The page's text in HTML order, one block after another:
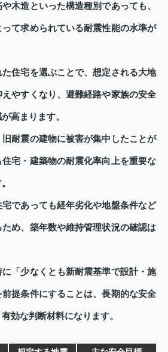
木造といった構造種別であっても、
って求められている耐震性能の水準が
住宅を選ぶことで、想定される大地
やすくなり、避難経路や家族の安全
高まります。
耐震の建物に被害が集中したことが
宅・建築物の耐震化率向上を重要な
であっても経年劣化や地盤条件など
め、築年数や維持管理状況の確認は
「少なくとも新耐震基準で設計・施
提条件にすることは、長期的な安全
効な判断材料になります。